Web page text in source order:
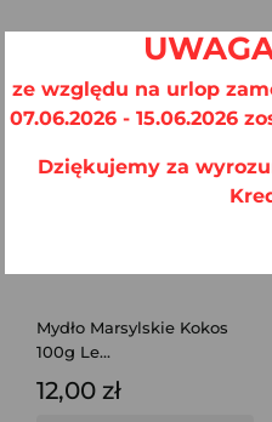
Mydło Marsylskie Kokos
100g Le...
12,00 zł
ze względu na urlop
07.06.2026 - 15.06.2026
Dziękujemy za